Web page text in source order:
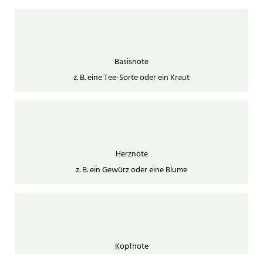
Basisnote
z. B. eine Tee-Sorte oder ein Kraut
Herznote
z. B. ein Gewürz oder eine Blume
Kopfnote